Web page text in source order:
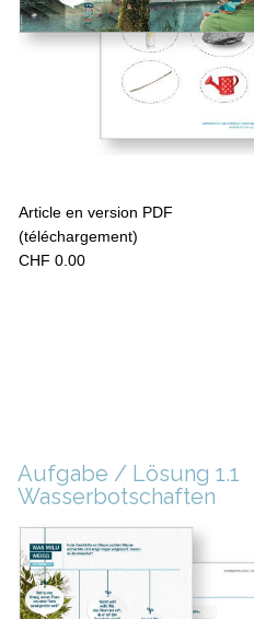
Article en version PDF
(téléchargement)
CHF 0.00
Aufgabe / Lösung 1.1
Wasserbotschaften